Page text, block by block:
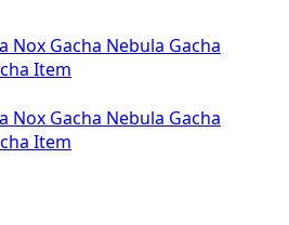
Nox Gacha Nebula Gacha
Item
Nox Gacha Nebula Gacha
Item